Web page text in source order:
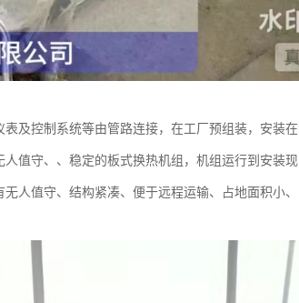
及控制系统等由管路连接，在工厂预组装，安装在
值守、、稳定的板式换热机组，机组运行到安装现
人值守、结构紧凑、便于远程运输、占地面积小、